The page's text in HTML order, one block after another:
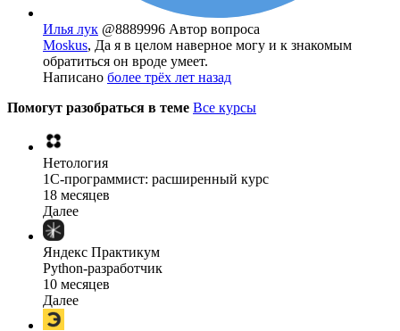
Илья лук @8889996 Автор вопроса
Moskus, Да я в целом наверное могу и к знакомым
обратиться он вроде умеет.
Написано более трёх лет назад
Помогут разобраться в теме Все курсы
Нетология
1C-программист: расширенный курс
18 месяцев
Далее
Яндекс Практикум
Python-разработчик
10 месяцев
Далее